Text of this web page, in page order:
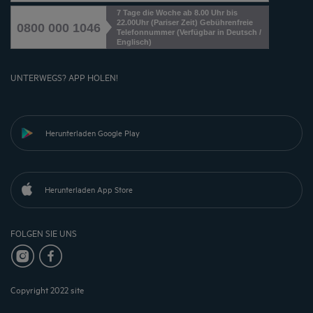
0800 000 1046
7 Tage die Woche ab 8.00 Uhr bis
22.00Uhr (Pariser Zeit) Gebührenfreie
Telefonnummer (Verfügbar in Deutsch /
Englisch)
UNTERWEGS? APP HOLEN!
Herunterladen Google Play
Herunterladen App Store
FOLGEN SIE UNS
Copyright 2022 site